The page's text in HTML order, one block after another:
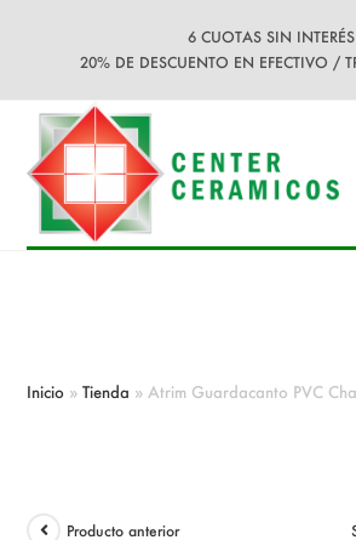
6 CUOTAS SIN INTERÉS
20% DE DESCUENTO EN EFECTIVO /
Inicio »Tienda » Atrim Guardacanto PVC
Producto anterior